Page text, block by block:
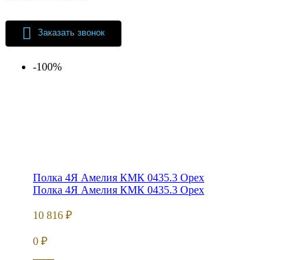
Заказать звонок
-100%
Полка 4Я Амелия КМК 0435.3 Орех
Полка 4Я Амелия КМК 0435.3 Орех
10 816 ₽
0 ₽